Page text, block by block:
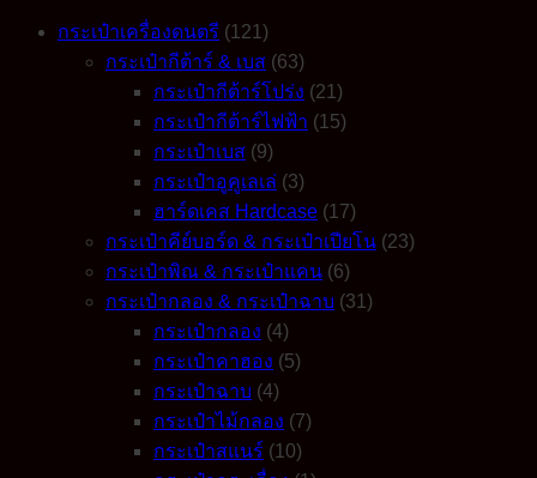
6
กระเป๋าเครื่องดนตรี (121)
กระเป๋ากีต้าร์ & เบส (63)
กระเป๋ากีต้าร์โปร่ง (21)
กระเป๋ากีต้าร์ไฟฟ้า (15)
กระเป๋าเบส (9)
กระเป๋าอูคูเลเล่ (3)
ฮาร์ดเคส Hardcase (17)
กระเป๋าคีย์บอร์ด & กระเป๋าเปียโน (23)
กระเป๋าพิณ & กระเป๋าแคน (6)
กระเป๋ากลอง & กระเป๋าฉาบ (31)
กระเป๋ากลอง (4)
กระเป๋าคาฮอง (5)
กระเป๋าฉาบ (4)
กระเป๋าไม้กลอง (7)
กระเป๋าสแนร์ (10)